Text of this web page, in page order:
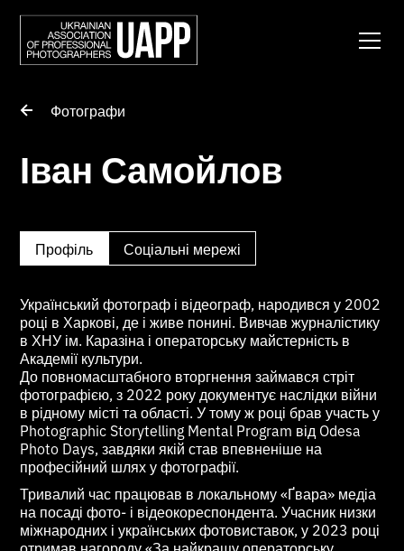
Фотографи
Іван Самойлов
Профіль Соціальні мережі
Український фотограф і відеограф, народився у 2002
році в Харкові, де і живе понині. Вивчав журналістику
в ХНУ ім. Каразіна і операторську майстерність в
Академії культури.
До повномасштабного вторгнення займався стріт
фотографією, з 2022 року документує наслідки війни
в рідному місті та області. У тому ж році брав участь у
Photographic Storytelling Mental Program від Odesa
Photo Days, завдяки якій став впевненіше на
професійний шлях у фотографії.
Тривалий час працював в локальному «Ґвара» медіа
на посаді фото- і відеокореспондента. Учасник низки
міжнародних і українських фотовиставок, у 2023 році